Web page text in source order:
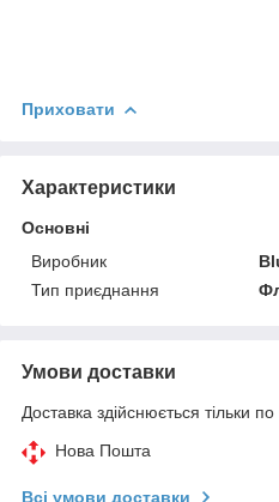
Приховати
Характеристики
Основні
Виробник
Тип приєднання
Умови доставки
Доставка здійснюється тільки
Нова Пошта
Всі умови доставки